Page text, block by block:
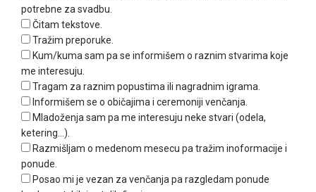
potrebne za svadbu.
Čitam tekstove.
Tražim preporuke.
Kum/kuma sam pa se informišem o raznim stvarima koje
me interesuju.
Tragam za raznim popustima ili nagradnim igrama.
Informišem se o običajima i ceremoniji venčanja.
Mladoženja sam pa me interesuju neke stvari (odela,
ketering...).
Razmišljam o medenom mesecu pa tražim inoformacije i
ponude.
Posao mi je vezan za venčanja pa razgledam ponude